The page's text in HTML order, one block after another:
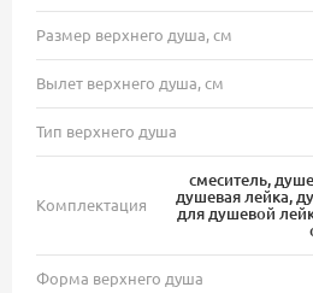
Размер верхнего душа, см
Вылет верхнего душа, см
Тип верхнего душа
Комплектация
смеситель,
душевая лейка,
для душевой
Форма верхнего душа